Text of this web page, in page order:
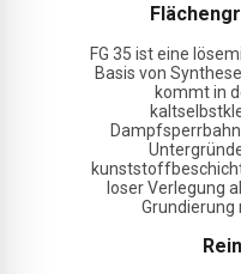
FG 35 ist eine
Basis von
kommt in
loser Verlegung
Grundierung